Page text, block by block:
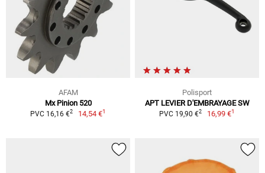
AFAM
Mx Pinion 520
PVC 16,16 €2 14,54 €1
Polisport
APT LEVIER D'EMBRAYAGE SW
PVC 19,90 €2 16,99 €1